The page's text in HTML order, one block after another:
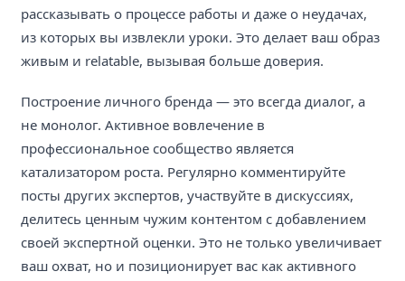
рассказывать о процессе работы и даже о неудачах,
из которых вы извлекли уроки. Это делает ваш образ
живым и relatable, вызывая больше доверия.
Построение личного бренда — это всегда диалог, а
не монолог. Активное вовлечение в
профессиональное сообщество является
катализатором роста. Регулярно комментируйте
посты других экспертов, участвуйте в дискуссиях,
делитесь ценным чужим контентом с добавлением
своей экспертной оценки. Это не только увеличивает
ваш охват, но и позиционирует вас как активного